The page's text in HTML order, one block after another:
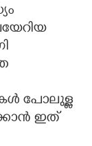
പോലുള്ള
ഇത്